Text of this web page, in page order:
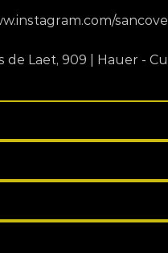
de Laet, 909 | Hauer -